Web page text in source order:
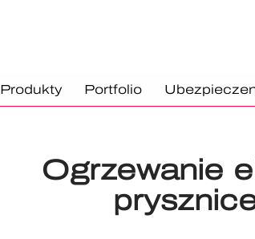
Produkty Portfolio
Ogrzewanie